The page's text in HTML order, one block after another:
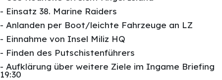
- Einsatz 38. Marine Raiders
- Anlanden per Boot/leichte Fahrzeuge an LZ
- Einnahme von Insel Miliz HQ
- Finden des Putschistenführers
- Aufklärung über weitere Ziele im Ingame Briefing
19:30